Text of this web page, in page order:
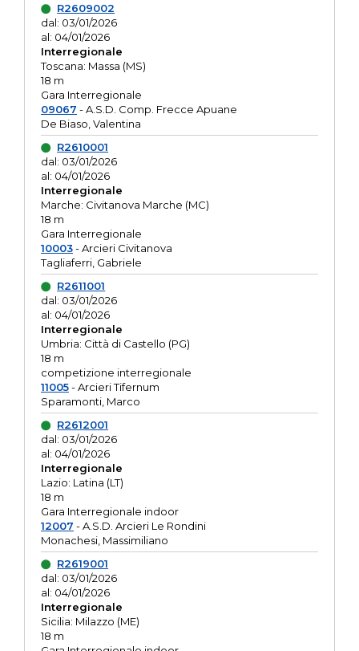
R2609002
dal: 03/01/2026
al: 04/01/2026
Interregionale
Toscana: Massa (MS)
18 m
Gara Interregionale
09067 - A.S.D. Comp. Frecce Apuane
De Biaso, Valentina
R2610001
dal: 03/01/2026
al: 04/01/2026
Interregionale
Marche: Civitanova Marche (MC)
18 m
Gara Interregionale
10003- Arcieri Civitanova
Tagliaferri, Gabriele
R2611001
dal: 03/01/2026
al: 04/01/2026
Interregionale
Umbria: Città di Castello (PG)
18 m
competizione interregionale
11005- Arcieri Tifernum
Sparamonti, Marco
R2612001
dal: 03/01/2026
al: 04/01/2026
Interregionale
Lazio: Latina (LT)
18 m
Gara Interregionale indoor
12007 - A.S.D. Arcieri Le Rondini
Monachesi, Massimiliano
R2619001
dal: 03/01/2026
al: 04/01/2026
Interregionale
Sicilia: Milazzo (ME)
18 m